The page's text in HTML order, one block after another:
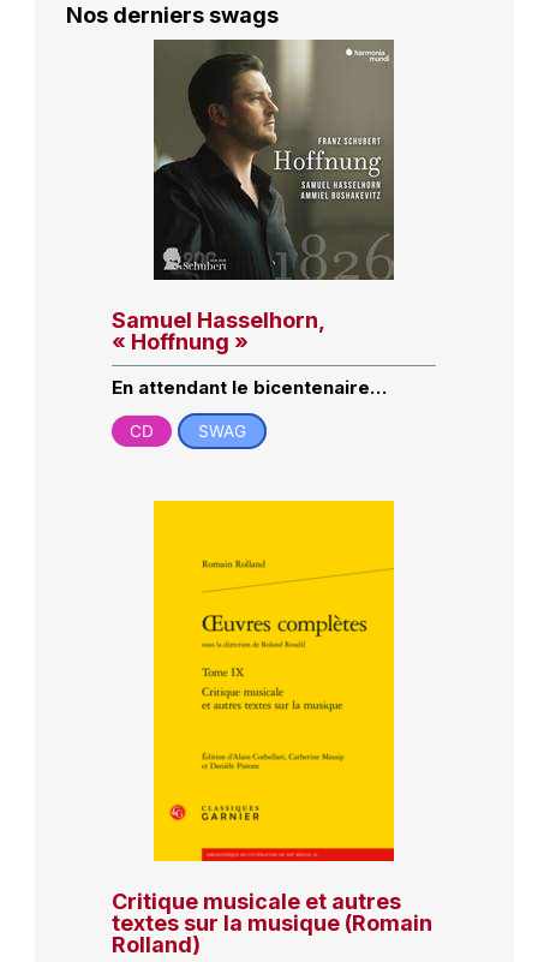
Nos derniers swags
Samuel Hasselhorn,
« Hoffnung »
En attendant le bicentenaire…
CD SWAG
Critique musicale et autres
textes sur la musique (Romain
Rolland)